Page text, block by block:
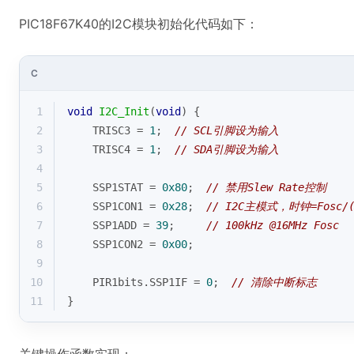
PIC18F67K40的I2C模块初始化代码如下：
C
1 void I2C_Init (void )
{
2
    TRISC3 =
1 ; // SCL引脚设为输入
3
    TRISC4 =
1 ; // SDA引脚设为输入
4
5
    SSP1STAT =
0x80; // 禁用Slew Rate控制
6
    SSP1CON1 =
0x28; // I2C主模式，时钟=Fosc/
7
    SSP1ADD =
39; // 100kHz @16MHz Fosc
8
    SSP1CON2 =
0x00;
9
10
    PIR1bits.SSP1IF =
0; // 清除中断标志
11
}